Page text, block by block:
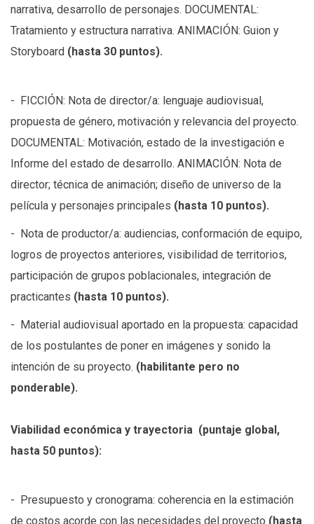
narrativa, desarrollo de personajes. DOCUMENTAL:
Tratamiento y estructura narrativa. ANIMACIÓN: Guion y
Storyboard (hasta 30 puntos).
- FICCIÓN: Nota de director/a: lenguaje audiovisual,
propuesta de género, motivación y relevancia del proyecto.
DOCUMENTAL: Motivación, estado de la investigación e
Informe del estado de desarrollo. ANIMACIÓN: Nota de
director; técnica de animación; diseño de universo de la
película y personajes principales (hasta 10 puntos).
- Nota de productor/a: audiencias, conformación de equipo,
logros de proyectos anteriores, visibilidad de territorios,
participación de grupos poblacionales, integración de
practicantes (hasta 10 puntos).
- Material audiovisual aportado en la propuesta: capacidad
de los postulantes de poner en imágenes y sonido la
intención de su proyecto. (habilitante pero no
ponderable).
Viabilidad económica y trayectoria (puntaje global,
hasta 50 puntos):
- Presupuesto y cronograma: coherencia en la estimación
de costos acorde con las necesidades del proyecto (hasta